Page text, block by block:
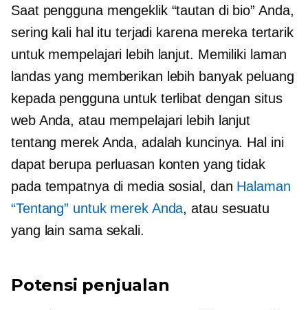
Saat pengguna mengeklik “tautan di bio” Anda,
sering kali hal itu terjadi karena mereka tertarik
untuk mempelajari lebih lanjut. Memiliki laman
landas yang memberikan lebih banyak peluang
kepada pengguna untuk terlibat dengan situs
web Anda, atau mempelajari lebih lanjut
tentang merek Anda, adalah kuncinya. Hal ini
dapat berupa perluasan konten yang tidak
pada tempatnya di media sosial, dan Halaman
“Tentang” untuk merek Anda, atau sesuatu
yang lain sama sekali.
Potensi penjualan